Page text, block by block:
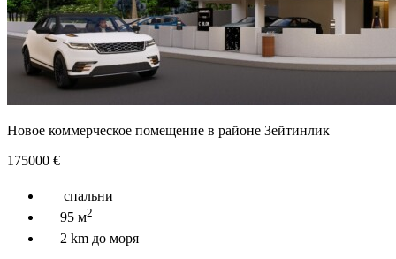
Новое коммерческое помещение в районе Зейтинлик
175000 €
спальни
95 м2
2 km до моря